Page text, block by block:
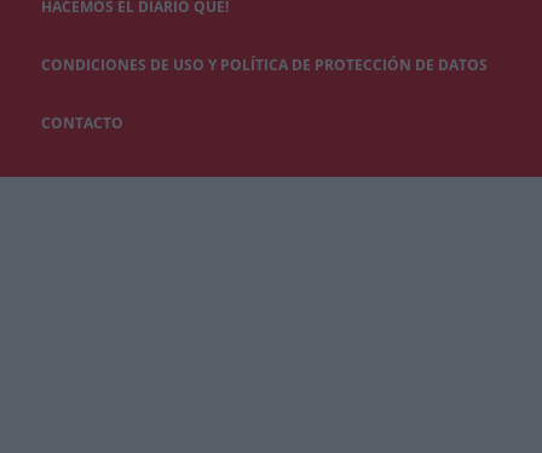
HACEMOS EL DIARIO QUÉ!
CONDICIONES DE USO Y POLÍTICA DE PROTECCIÓN DE DATOS
CONTACTO